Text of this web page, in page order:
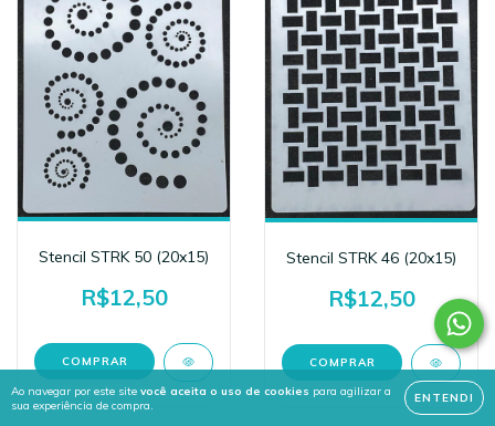
Ao navegar por este site você aceita o uso de cookies para agilizar a
sua experiência de compra.
ENTENDI
Stencil STRK 50 (20x15)
R$12,50
Stencil STRK 46 (20x15)
R$12,50